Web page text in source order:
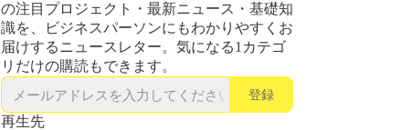
の注目プロジェクト・最新ニュース・基礎知
識を、ビジネスパーソンにもわかりやすくお
届けするニュースレター。気になる1カテゴ
リだけの購読もできます。
登録
再生先